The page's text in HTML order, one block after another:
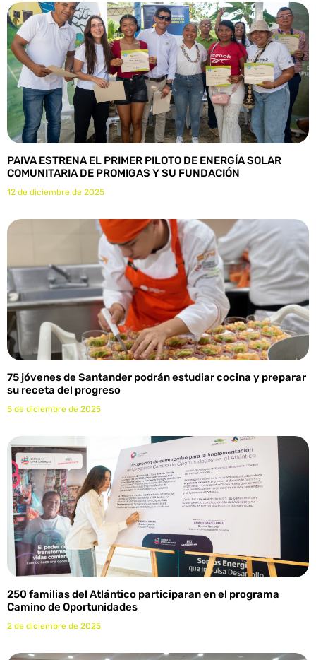
PAIVA ESTRENA EL PRIMER PILOTO DE ENERGÍA SOLAR
COMUNITARIA DE PROMIGAS Y SU FUNDACIÓN
12 de diciembre de 2025
75 jóvenes de Santander podrán estudiar cocina y preparar
su receta del progreso
5 de diciembre de 2025
250 familias del Atlántico participaran en el programa
Camino de Oportunidades
2 de diciembre de 2025